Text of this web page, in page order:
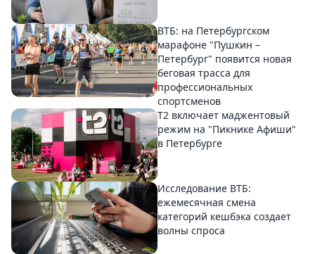
ВТБ: на Петербургском
марафоне "Пушкин –
Петербург" появится новая
беговая трасса для
профессиональных
спортсменов
Т2 включает маджентовый
режим на "Пикнике Афиши"
в Петербурге
Исследование ВТБ:
ежемесячная смена
категорий кешбэка создает
волны спроса